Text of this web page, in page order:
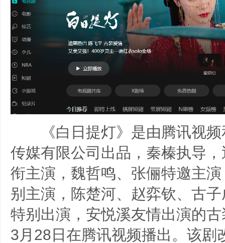
《白日提灯》是由腾讯视频
传媒有限公司出品，秦榛执导
衔主演，魏哲鸣、张俪特邀主
别主演，陈楚河、赵弈钦、古
特别出演，安悦溪友情出演的
3月28日在腾讯视频播出。该剧